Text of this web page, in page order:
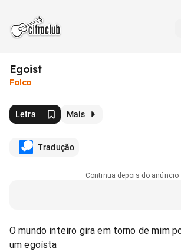
Egoist
Falco
Letra Mais
Tradução
Continua depois do anúncio
O mundo inteiro gira em torno de mim
um egoísta